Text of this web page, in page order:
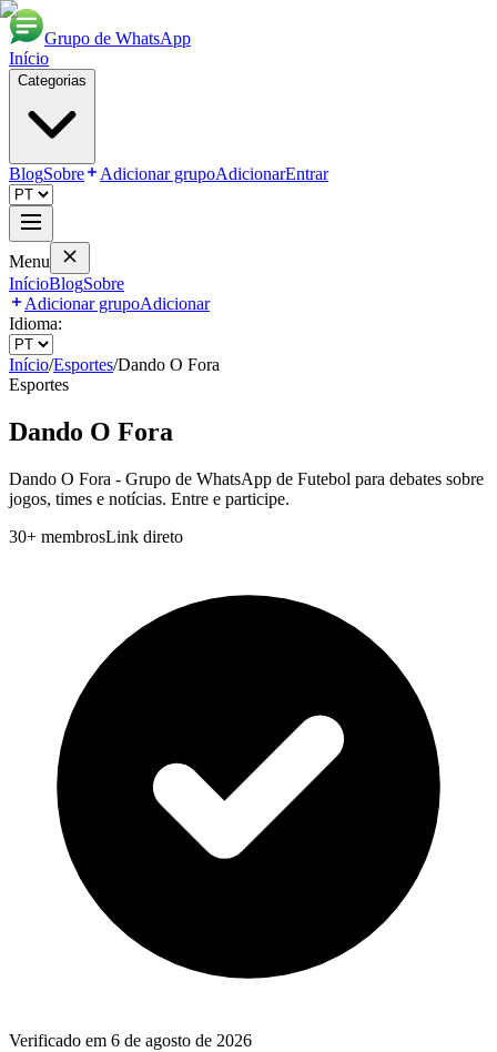
Grupo de WhatsApp
Início
Categorias
BlogSobre Adicionar grupoAdicionarEntrar
Menu
InícioBlogSobre
Adicionar grupoAdicionar
Idioma:
Início/Esportes/Dando O Fora
Esportes
Dando O Fora
Dando O Fora - Grupo de WhatsApp de Futebol para debates sobre
jogos, times e notícias. Entre e participe.
30+ membrosLink direto
Verificado em 6 de agosto de 2026